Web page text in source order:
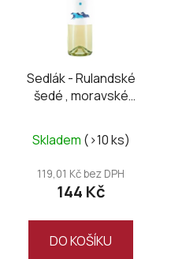
Sedlák - Rulandské
šedé , moravské
Skladem (>10 ks)
119,01 Kč bez DPH
144 Kč
DO KOŠÍKU